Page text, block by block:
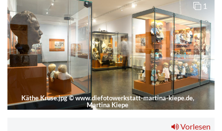
Käthe Kruse.jpg©www.diefotowerkstatt-martina-kiepe.de,
Martina Kiepe
1
Vorlesen